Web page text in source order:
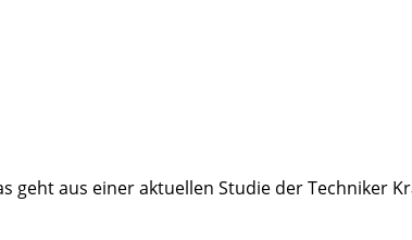
aus einer aktuellen Studie der Techniker